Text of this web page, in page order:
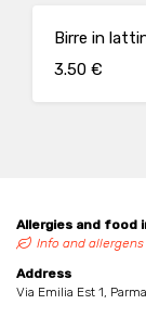
Birre in
3.50 €
Allergies and food
Info and allergens
Address
Via Emilia Est 1, Parma